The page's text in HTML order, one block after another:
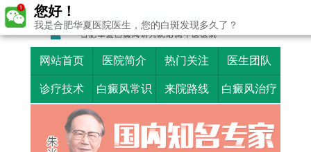
网站首页 医院简介 热门关注 医生团队
诊疗技术 白癜风常识 来院路线 白癜风治疗
您好！
我是合肥华夏医院医生，您的白斑发现多久了？